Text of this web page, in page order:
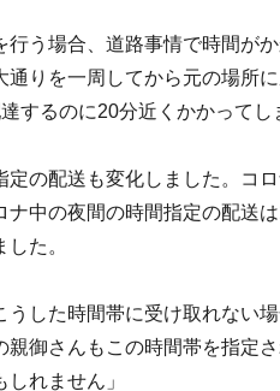
行う場合、道路事情で時間が
通りを一周してから元の場所
するのに20分近くかかってし
定の配送も変化しました。コ
ナ中の夜間の時間指定の配送
た。
うした時間帯に受け取れない
親御さんもこの時間帯を指定
れません」